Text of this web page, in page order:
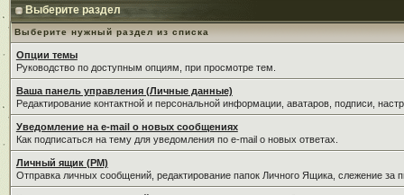
Выберите раздел
Выберите нужный раздел из списка
Опции темы
Руководство по доступным опциям, при просмотре тем.
Ваша панель управления (Личные данные)
Редактирование контактной и персональной информации, аватаров, подписи,
Уведомление на e-mail о новых сообщениях
Как подписаться на тему для уведомления по e-mail о новых ответах.
Личный ящик (PM)
Отправка личных сообщений, редактирование папок Личного Ящика, слежение